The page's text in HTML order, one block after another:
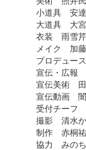
小道具 安
大道具 大宮
衣装 雨雪
メイク 加
プロデュー
宣伝・広報
宣伝美術 田
宣伝動画 闇
受付チーフ
撮影 清水
制作 赤桐
協力 みの